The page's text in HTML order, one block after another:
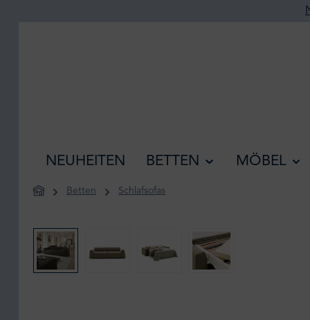
NEUHEITEN BETTEN MÖBEL
Betten Schlafsofas